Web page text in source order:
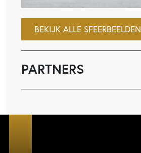
BEKIJK ALLE SFEERBEELDEN
PARTNERS